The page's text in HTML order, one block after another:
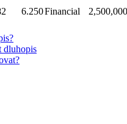
6.250Financial
dluhopis